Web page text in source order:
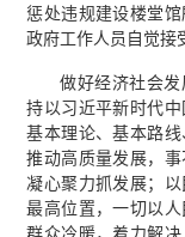
惩处违规建设楼堂
政府工作人员自觉接
做好经济社会
持以习近平新时代
基本理论、基本路
推动高质量发展，事
凝心聚力抓发展；
最高位置，一切以